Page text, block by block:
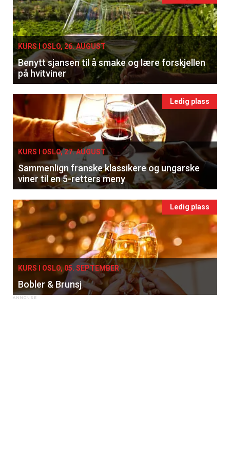
KURS I OSLO, 26. AUGUST
Benytt sjansen til å smake og lære forskjellen
på hvitviner
Ledig plass
KURS I OSLO, 27. AUGUST
Sammenlign franske klassikere og ungarske
viner til en 5-retters meny
Ledig plass
KURS I OSLO, 05. SEPTEMBER
Bobler & Brunsj